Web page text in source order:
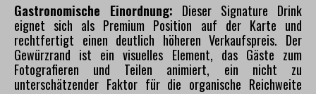
Gastronomische Einordnung: Dieser Signature Drink
eignet sich als Premium Position auf der Karte und
rechtfertigt einen deutlich höheren Verkaufspreis. Der
Gewürzrand ist ein visuelles Element, das Gäste zum
Fotografieren und Teilen animiert, ein nicht zu
unterschätzender Faktor für die organische Reichweite